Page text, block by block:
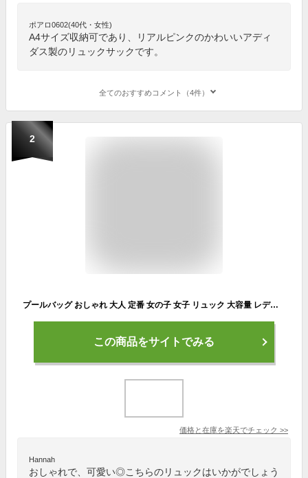
ポアロ0602(40代・女性)
A4サイズ収納可であり、リアルピンクのかわいいアディ
ダス製のリュックサックです。
全てのおすすめコメント（4件）
2
プールバッグ おしゃれ 大人 定番 女の子 女子 リュック 大容量 レディース おしゃれ シンプル スイムバッグ ビーチバッグ プール ジム 温泉 スイミング 海水浴 乾湿分離 2層 仕分け リュックサック ジムバッグ ジムサック デイパック スポーツバッグ スポーツウェア
この商品をサイトでみる
価格と在庫を楽天でチェック >>
Hannah
おしゃれで、可愛い◎こちらのリュックはいかがでしょう